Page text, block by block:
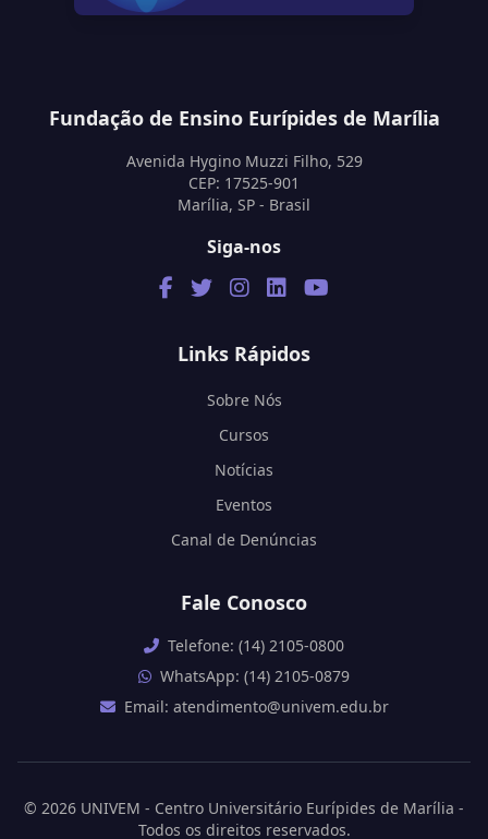
Fundação de Ensino Eurípides de Marília
Avenida Hygino Muzzi Filho, 529
CEP: 17525-901
Marília, SP - Brasil
Siga-nos
Links Rápidos
Sobre Nós
Cursos
Notícias
Eventos
Canal de Denúncias
Fale Conosco
Telefone: (14) 2105-0800
WhatsApp: (14) 2105-0879
Email: atendimento@univem.edu.br
© 2026 UNIVEM - Centro Universitário Eurípides de Marília -
Todos os direitos reservados.